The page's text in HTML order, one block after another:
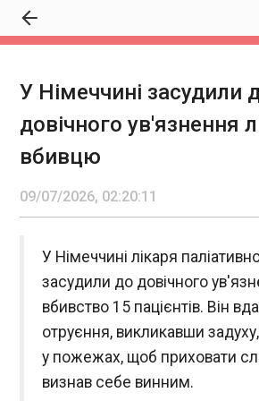
У Німеччині засудили до
ув'язнення лікаря-вбивцю
02:20:11
ЧИТАТЬ
У США заявили про нові удари
01:52:40
Американські військові у ніч
У Німеччині засудили
довічного ув'язнення
вбивцю
09/07/2026, 02:20:11
У Німеччині лікаря
засудили до довічного
вбивство 15 пацієнтів. Він
отруєння, викликавши задуху,
у пожежах, щоб приховати
визнав себе винним.